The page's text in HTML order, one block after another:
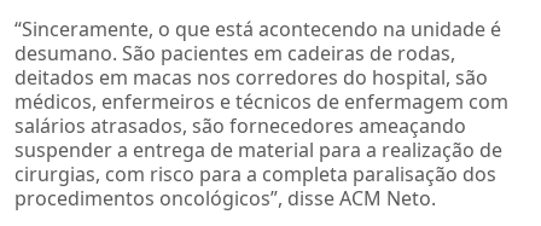
“Sinceramente, o que está acontecendo na unidade é
desumano. São pacientes em cadeiras de rodas,
deitados em macas nos corredores do hospital, são
médicos, enfermeiros e técnicos de enfermagem com
salários atrasados, são fornecedores ameaçando
suspender a entrega de material para a realização de
cirurgias, com risco para a completa paralisação dos
procedimentos oncológicos”, disse ACM Neto.